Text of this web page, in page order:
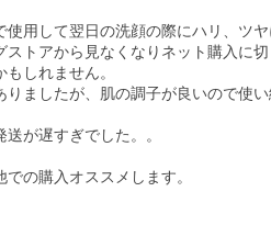
使用して翌日の洗顔の際にハリ、ツ
トアから見なくなりネット購入に切
しれません。
ましたが、肌の調子が良いので使
が遅すぎでした。。